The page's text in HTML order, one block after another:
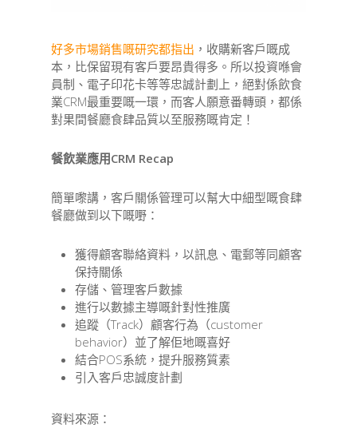
好多市場銷售嘅研究都指出 ，收購新客戶嘅成
本，比保留現有客戶要昂貴得多。所以投資喺會
員制、電子印花卡等等忠誠計劃上，絕對係飲食
業CRM最重要嘅一環，而客人願意番轉頭，都係
對果間餐廳食肆品質以至服務嘅肯定！
餐飲業應用CRM Recap
簡單嚟講，客戶關係管理可以幫大中細型嘅食肆
餐廳做到以下嘅嘢：
獲得顧客聯絡資料，以訊息、電郵等同顧客
保持關係
存儲、管理客戶數據
進行以數據主導嘅針對性推廣
追蹤（Track）顧客行為（customer
behavior）並了解佢地嘅喜好
結合POS系統，提升服務質素
引入客戶忠誠度計劃
資料來源：